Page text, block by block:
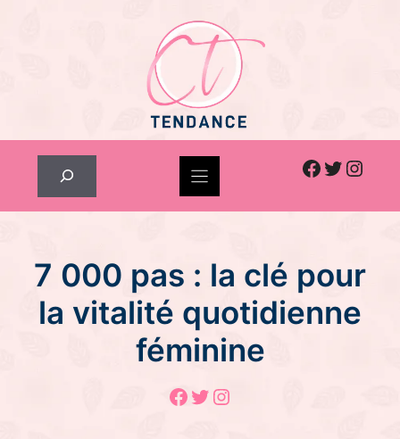
Facebook
Twitter
7 000 pas : la clé pour
la vitalité quotidienne
féminine
Facebook
Twitter
Instagram